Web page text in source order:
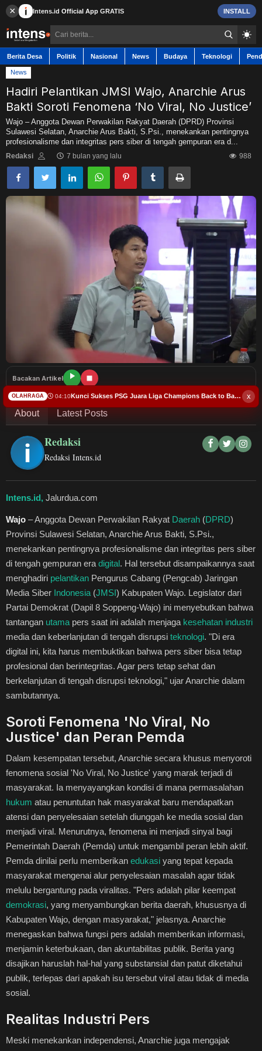
× Intens.id Official App GRATIS INSTALL
Berita Desa Politik Nasional News Budaya Teknologi
Berita Desa
Contact
Politik
Nasional
Hukum dan Kriminal
Kesehatan
Olahraga
Healthstyle
Essai
Kuliner
Cerpen
Kolom
Puisi
Religi
Environmental
News
Hadiri Pelantikan JMSI Wajo, Anarchie Arus
Bakti Soroti Fenomena ‘No Viral, No Justice’
Wajo – Anggota Dewan Perwakilan Rakyat Daerah (DPRD) Provinsi
Sulawesi Selatan, Anarchie Arus Bakti, S.Psi., menekankan pentingnya
profesionalisme dan integritas pers siber di tengah gempuran era d...
Redaksi 7 bulan yang lalu 988
Bacakan Artikel
About Latest Posts
Redaksi
Redaksi Intens.id
Intens.id, Jalurdua.com
Wajo – Anggota Dewan Perwakilan Rakyat Daerah (DPRD)
Provinsi Sulawesi Selatan, Anarchie Arus Bakti, S.Psi.,
menekankan pentingnya profesionalisme dan integritas pers siber
di tengah gempuran era digital. Hal tersebut disampaikannya saat
menghadiri pelantikan Pengurus Cabang (Pengcab) Jaringan
Media Siber Indonesia (JMSI) Kabupaten Wajo. Legislator dari
Partai Demokrat (Dapil 8 Soppeng-Wajo) ini menyebutkan bahwa
tantangan utama pers saat ini adalah menjaga kesehatan industri
media dan keberlanjutan di tengah disrupsi teknologi. "Di era
digital ini, kita harus membuktikan bahwa pers siber bisa tetap
profesional dan berintegritas. Agar pers tetap sehat dan
berkelanjutan di tengah disrupsi teknologi," ujar Anarchie dalam
sambutannya.
Soroti Fenomena 'No Viral, No
Justice' dan Peran Pemda
Dalam kesempatan tersebut, Anarchie secara khusus menyoroti
fenomena sosial 'No Viral, No Justice' yang marak terjadi di
masyarakat. Ia menyayangkan kondisi di mana permasalahan
hukum atau penuntutan hak masyarakat baru mendapatkan
atensi dan penyelesaian setelah diunggah ke media sosial dan
menjadi viral. Menurutnya, fenomena ini menjadi sinyal bagi
Pemerintah Daerah (Pemda) untuk mengambil peran lebih aktif.
Pemda dinilai perlu memberikan edukasi yang tepat kepada
masyarakat mengenai alur penyelesaian masalah agar tidak
melulu bergantung pada viralitas. "Pers adalah pilar keempat
demokrasi, yang menyambungkan berita daerah, khususnya di
Kabupaten Wajo, dengan masyarakat," jelasnya. Anarchie
menegaskan bahwa fungsi pers adalah memberikan informasi,
menjamin keterbukaan, dan akuntabilitas publik. Berita yang
disajikan haruslah hal-hal yang substansial dan patut diketahui
publik, terlepas dari apakah isu tersebut viral atau tidak di media
sosial.
Realitas Industri Pers
Meski menekankan independensi, Anarchie juga mengajak
x
OLAHRAGA 04:10 Kunci Sukses PSG Juara Liga Champions Back to Back itu...